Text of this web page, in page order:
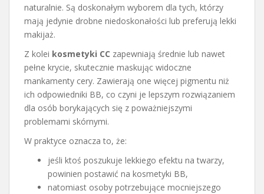
naturalnie. Są doskonałym wyborem dla tych, którzy
mają jedynie drobne niedoskonałości lub preferują lekki
makijaż.
Z kolei kosmetyki CC zapewniają średnie lub nawet
pełne krycie, skutecznie maskując widoczne
mankamenty cery. Zawierają one więcej pigmentu niż
ich odpowiedniki BB, co czyni je lepszym rozwiązaniem
dla osób borykających się z poważniejszymi
problemami skórnymi.
W praktyce oznacza to, że:
jeśli ktoś poszukuje lekkiego efektu na twarzy,
powinien postawić na kosmetyki BB,
natomiast osoby potrzebujące mocniejszego